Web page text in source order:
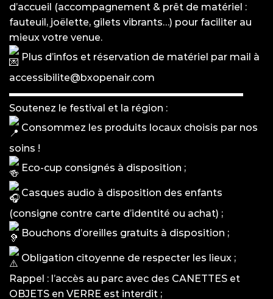
d’accueil (accompagnement & prêt de matériel :
fauteuil, joëlette, gilets vibrants…) pour faciliter au
mieux votre venue.
Plus d’infos et réservation de matériel par mail à
accessibilite@bxopenair.com
▬▬▬▬▬▬▬▬▬▬▬▬▬▬▬▬▬▬▬▬▬▬▬▬
Soutenez le festival et la région :
Consommez les produits locaux choisis par nos
soins !
Eco-cup consignés à disposition ;
Casques audio à disposition des enfants
(consigne contre carte d’identité ou achat) ;
Bouchons d’oreilles gratuits à disposition ;
Obligation citoyenne de respecter les lieux ;
Rappel : l’accès au parc avec des CANETTES et
OBJETS en VERRE est interdit ;